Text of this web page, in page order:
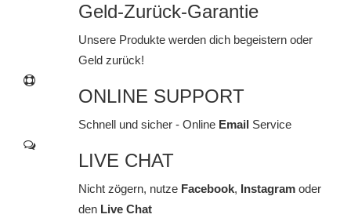
Geld-Zurück-Garantie
Unsere Produkte werden dich begeistern oder
Geld zurück!
ONLINE SUPPORT
Schnell und sicher - Online Email Service
LIVE CHAT
Nicht zögern, nutze Facebook, Instagram oder
denLive Chat